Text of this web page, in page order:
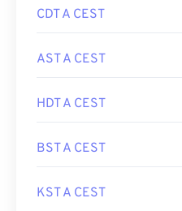
CDT A CEST
AST A CEST
HDT A CEST
BST A CEST
KST A CEST